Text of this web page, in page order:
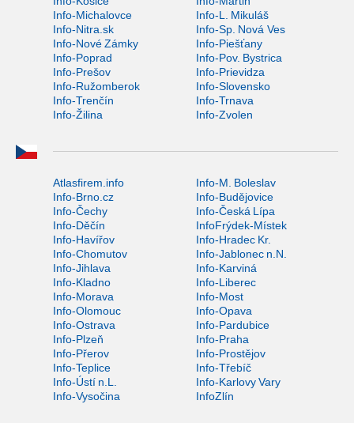
Info-Michalovce
Info-L. Mikuláš
Info-Nitra.sk
Info-Sp. Nová Ves
Info-Nové Zámky
Info-Piešťany
Info-Poprad
Info-Pov. Bystrica
Info-Prešov
Info-Prievidza
Info-Ružomberok
Info-Slovensko
Info-Trenčín
Info-Trnava
Info-Žilina
Info-Zvolen
Atlasfirem.info
Info-M. Boleslav
Info-Brno.cz
Info-Budějovice
Info-Čechy
Info-Česká Lípa
Info-Děčín
InfoFrýdek-Místek
Info-Havířov
Info-Hradec Kr.
Info-Chomutov
Info-Jablonec n.N.
Info-Jihlava
Info-Karviná
Info-Kladno
Info-Liberec
Info-Morava
Info-Most
Info-Olomouc
Info-Opava
Info-Ostrava
Info-Pardubice
Info-Plzeň
Info-Praha
Info-Přerov
Info-Prostějov
Info-Teplice
Info-Třebíč
Info-Ústí n.L.
Info-Karlovy Vary
Info-Vysočina
InfoZlín